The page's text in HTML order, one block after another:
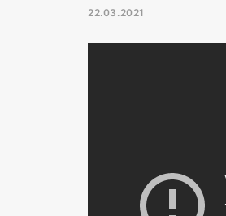
22.03.2021